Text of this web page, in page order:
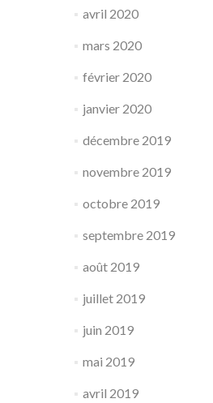
avril 2020
mars 2020
février 2020
janvier 2020
décembre 2019
novembre 2019
octobre 2019
septembre 2019
août 2019
juillet 2019
juin 2019
mai 2019
avril 2019